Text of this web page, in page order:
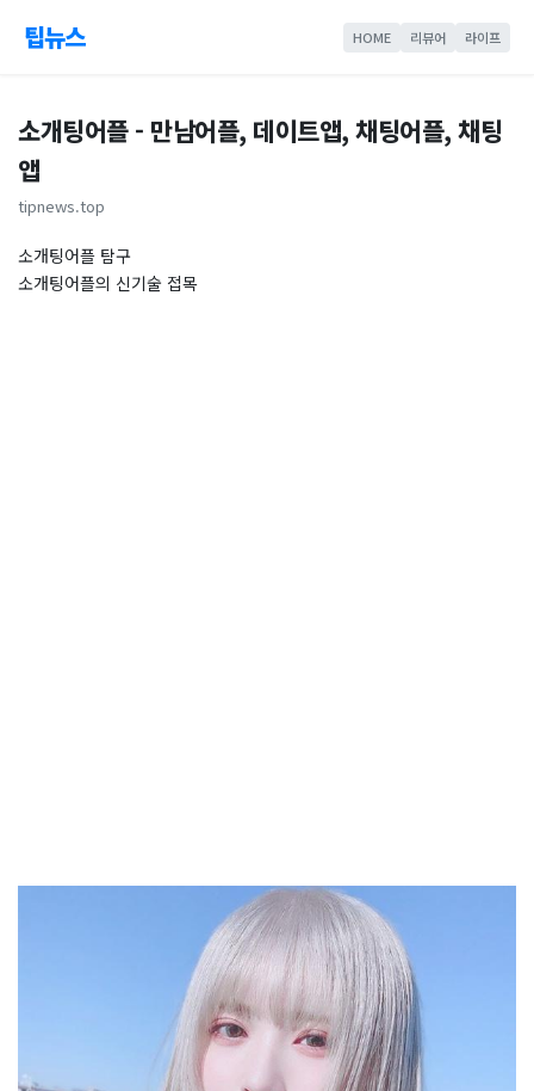
팁뉴스 HOME 리뷰어 라이프
소개팅어플 - 만남어플, 데이트앱, 채팅어플, 채팅
앱
tipnews.top
소개팅어플 탐구
소개팅어플의 신기술 접목